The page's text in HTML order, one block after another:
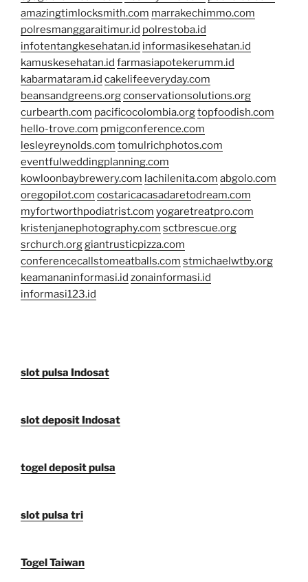
amazingtimlocksmith.com marrakechimmo.com
polresmanggaraitimur.id polrestoba.id
infotentangkesehatan.id informasikesehatan.id
kamuskesehatan.id farmasiapotekerumm.id
kabarmataram.id cakelifeeveryday.com
beansandgreens.orgconservationsolutions.org
curbearth.com pacificocolombia.orgtopfoodish.com
hello-trove.com pmigconference.com
lesleyreynolds.com tomulrichphotos.com
eventfulweddingplanning.com
kowloonbaybrewery.com lachilenita.com abgolo.com
oregopilot.com costaricacasadaretodream.com
myfortworthpodiatrist.com yogaretreatpro.com
kristenjanephotography.com sctbrescue.org
srchurch.orggiantrusticpizza.com
conferencecallstomeatballs.com stmichaelwtby.org
keamananinformasi.id zonainformasi.id
informasi123.id
slot pulsa Indosat
slot deposit Indosat
togel deposit pulsa
slot pulsa tri
Togel Taiwan